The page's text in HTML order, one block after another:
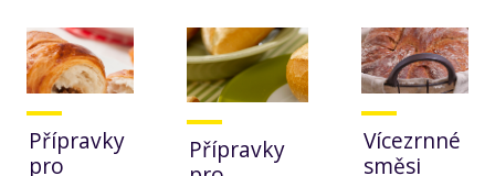
Přípravky
pro
Přípravky
Vícezrnné
směsi